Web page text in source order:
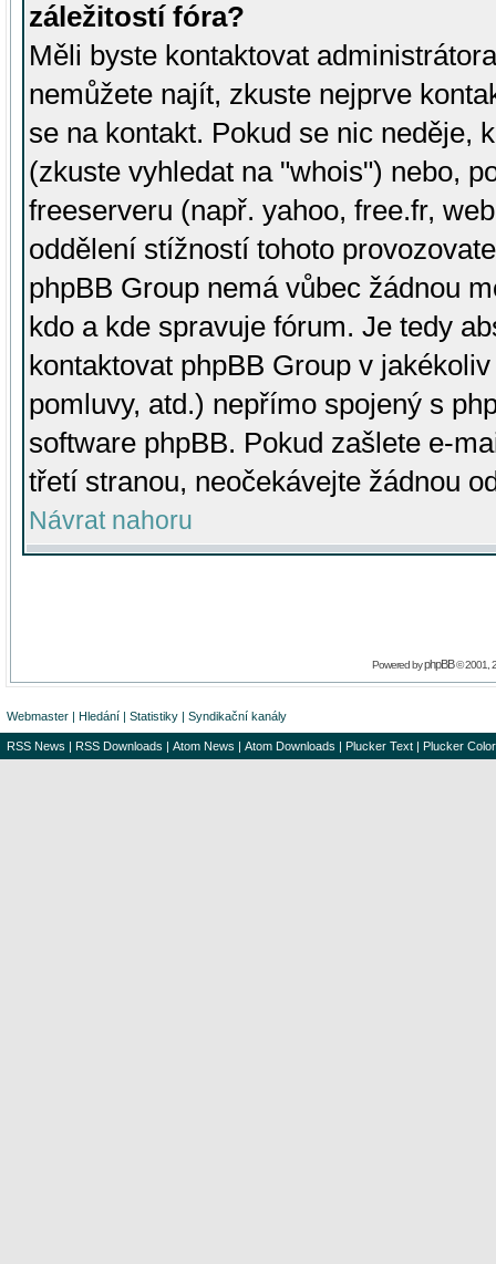
záležitostí fóra?
Měli byste kontaktovat
nemůžete najít, zkuste nejprve
se na kontakt. Pokud se nic neděje,
(zkuste vyhledat na "whois") nebo,
freeserveru (např. yahoo, free.fr,
oddělení stížností tohoto
phpBB Group nemá vůbec žádnou
kdo a kde spravuje fórum. Je tedy
kontaktovat phpBB Group v
pomluvy, atd.) nepřímo spojený s
software phpBB. Pokud zašlete e-
třetí stranou, neočekávejte žádnou
Návrat nahoru
Powered byphpBB© 2001,
Webmaster | Hledání | Statistiky | Syndikační kanály
RSS News | RSS Downloads | Atom News | Atom Downloads | Plucker Text | Plucker Color